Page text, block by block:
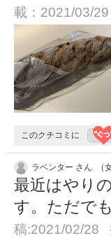
載：2021/03/29
このクチコミに
ラベンター さん （
最近はやり
す。ただで
稿:2021/02/28